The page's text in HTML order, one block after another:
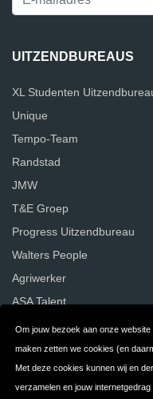
Om jouw bezoek aan onze
maken zetten we cookies (en
Met deze cookies kunnen wij en
verzamelen en jouw
UITZENDBUREAUS
XL Studenten
Unique
Tempo-Team
Randstad
JMW
T&E Groep
Progress Uitzendbureau
Walters People
Agriwerker
ASA Talent
Contact
Algemene